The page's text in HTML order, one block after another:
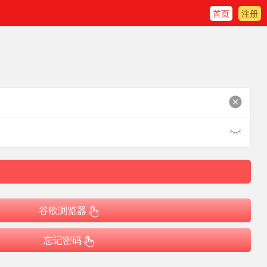
首页 注册
谷歌浏览器
忘记密码